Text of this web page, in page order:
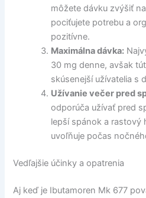
môžete dávku zvýšiť
pociťujete potrebu a
pozitívne.
Maximálna dávka:
30 mg denne, avšak
skúsenejší užívatelia s
Užívanie večer pred
odporúča užívať pred
lepší spánok a rastový
uvoľňuje počas
Vedľajšie účinky a opatrenia
Aj keď je Ibutamoren Mk 677